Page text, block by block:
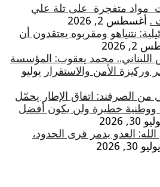
مواد متفجرة على تلة علي
. أغسطس 2, 2026
نتنياهو ومقربوه يعتقدون أن
2026
اللبناني.. محمد يعقوب: المؤسسة
الأمن والاستقرار يوليو
الصرفند: اتفاق الإطار يحمّل
ووطنية خطيرة ولن يكون أفضل
30, 2026
العدو يدمر قرى الحدود،
يوليو 30, 2026